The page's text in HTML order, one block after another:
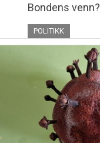
Bondens venn?
POLITIKK